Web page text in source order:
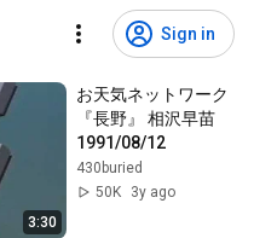
Sign in
3:30
お天気ネットワーク
『長野』 相沢早苗
1991/08/12
430buried
50K
3y ago